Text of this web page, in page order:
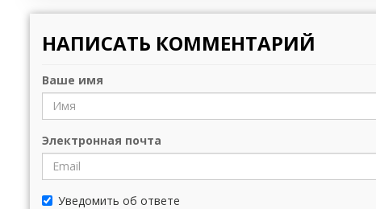
НАПИСАТЬ КОММЕНТАРИЙ
Ваше имя
Электронная почта
Уведомить об ответе